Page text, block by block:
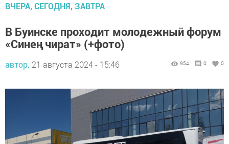
ВЧЕРА, СЕГОДНЯ, ЗАВТРА
В Буинске проходит молодежный форум
«Синең чират» (+фото)
автор, 21 августа 2024 - 15:46 954 0 0